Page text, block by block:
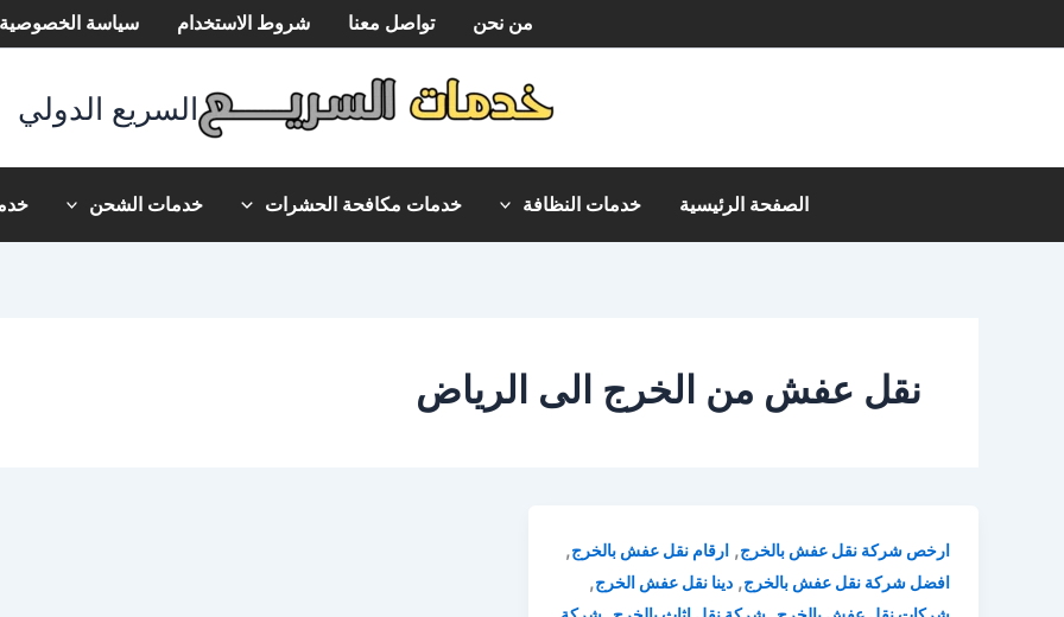
إلى
من نحن تواصل معنا شروط الاستخدام سياسة الخصوصية
السريع الدولي
الصفحة الرئيسية خدمات النظافة خدمات مكافحة الحشرات خدمات الشحن
نقل عفش من الخرج الى الرياض
ارخص شركة نقل عفش بالخرج, ارقام نقل عفش بالخرج,
افضل شركة نقل عفش بالخرج, دينا نقل عفش الخرج,